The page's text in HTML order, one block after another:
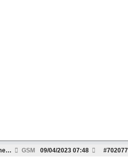
Re: Selbst ist der Mann / Rahmen restaurieren GSM #702077
09/04/2023 07:48